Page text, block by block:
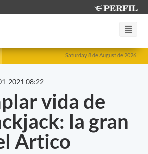
Saturday 8 de August de 2026
2021 08:22
vida de
la gran
Artico